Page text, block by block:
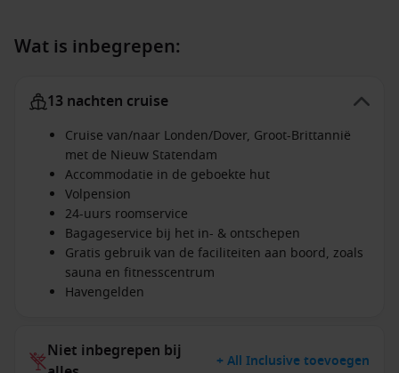
Wat is inbegrepen:
13 nachten cruise
Cruise van/naar Londen/Dover, Groot-Brittannië
met de Nieuw Statendam
Accommodatie in de geboekte hut
Volpension
24-uurs roomservice
Bagageservice bij het in- & ontschepen
Gratis gebruik van de faciliteiten aan boord, zoals
sauna en fitnesscentrum
Havengelden
Niet inbegrepen bij
+ All Inclusive toevoegen